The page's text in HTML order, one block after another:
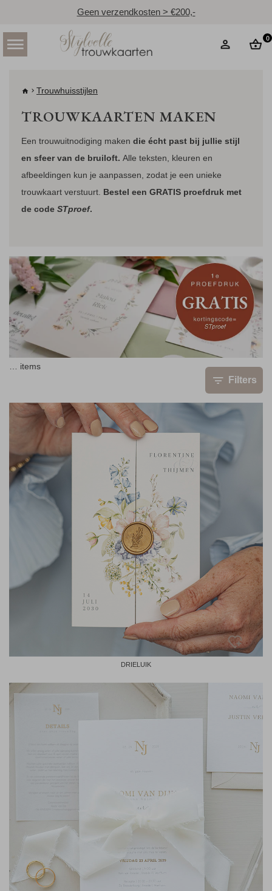
Geen verzendkosten > €200,-
0
Trouwhuisstijlen
TROUWKAARTEN MAKEN
Een trouwuitnodiging maken die écht past bij jullie stijl
en sfeer van de bruiloft. Alle teksten, kleuren en
afbeeldingen kun je aanpassen, zodat je een unieke
trouwkaart verstuurt. Bestel een GRATIS proefdruk met
de code STproef.
items
Filters
DRIELUIK